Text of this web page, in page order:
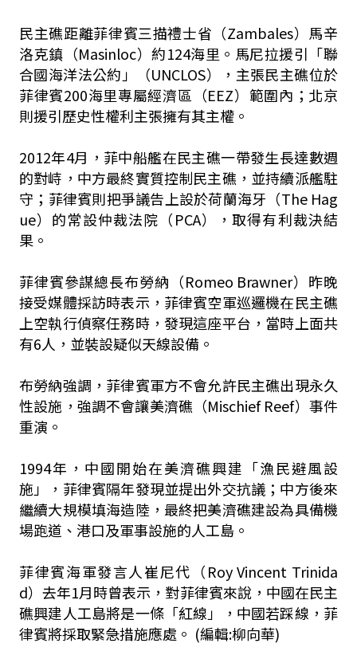
民主礁距離菲律賓三描禮士省（Zambales）馬辛
洛克鎮（Masinloc）約124海里。馬尼拉援引「聯
合國海洋法公約」（UNCLOS），主張民主礁位於
菲律賓200海里專屬經濟區（EEZ）範圍內；北京
則援引歷史性權利主張擁有其主權。
2012年4月，菲中船艦在民主礁一帶發生長達數週
的對峙，中方最終實質控制民主礁，並持續派艦駐
守；菲律賓則把爭議告上設於荷蘭海牙（The Hag
ue）的常設仲裁法院（PCA），取得有利裁決結
果。
菲律賓參謀總長布勞納（Romeo Brawner）昨晚
接受媒體採訪時表示，菲律賓空軍巡邏機在民主礁
上空執行偵察任務時，發現這座平台，當時上面共
有6人，並裝設疑似天線設備。
布勞納強調，菲律賓軍方不會允許民主礁出現永久
性設施，強調不會讓美濟礁（Mischief Reef）事件
重演。
1994年，中國開始在美濟礁興建「漁民避風設
施」，菲律賓隔年發現並提出外交抗議；中方後來
繼續大規模填海造陸，最終把美濟礁建設為具備機
場跑道、港口及軍事設施的人工島。
菲律賓海軍發言人崔尼代（Roy Vincent Trinida
d）去年1月時曾表示，對菲律賓來說，中國在民主
礁興建人工島將是一條「紅線」，中國若踩線，菲
律賓將採取緊急措施應處。 (編輯:柳向華)